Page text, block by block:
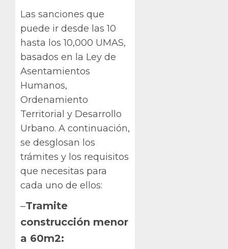
Las sanciones que
puede ir desde las 10
hasta los 10,000 UMAS,
basados en la Ley de
Asentamientos
Humanos,
Ordenamiento
Territorial y Desarrollo
Urbano. A continuación,
se desglosan los
trámites y los requisitos
que necesitas para
cada uno de ellos:
–Tramite
construcción menor
a 60m2: